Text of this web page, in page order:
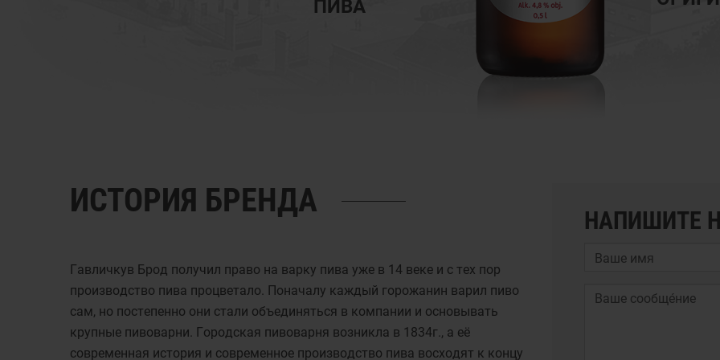
ПИВА
ИСТОРИЯ БРЕНДА
Гавличкув Брод получил право на варку пива уже в 14 веке и с тех пор
производство пива процветало. Поначалу каждый горожанин варил пиво
сам, но постепенно они стали объединяться в компании и основывать
крупные пивоварни. Городская пивоварня возникла в 1834г., а её
современная история и современное производство пива восходят к концу
НАПИШИТЕ